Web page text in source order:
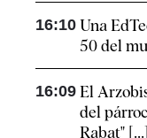
16:10 Una
50 del
16:09 El
del
Rabat" [...]